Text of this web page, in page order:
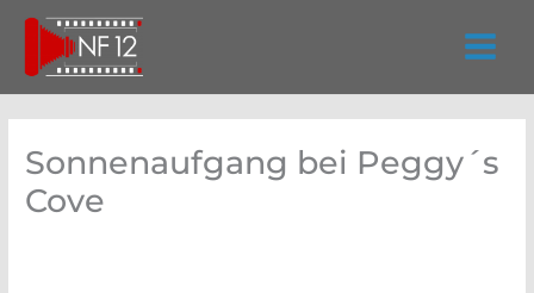
springen
Sonnenaufgang bei Peggy´s
Cove